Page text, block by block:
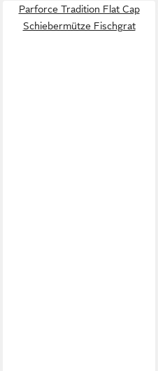
Parforce Tradition Flat Cap
Schiebermütze Fischgrat